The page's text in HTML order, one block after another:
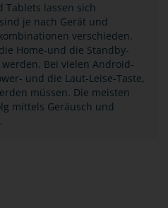
lassen sich
je nach Gerät und
verschieden.
Home-und die Standby-
Bei vielen Android-
und die Laut-Leise-Taste,
müssen. Die meisten
mittels Geräusch und